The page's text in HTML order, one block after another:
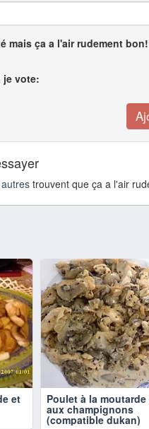
mais ça a l'air rudement bon!
je vote:
trouvent que ça a l'air
et Poulet à la moutarde
aux champignons
(compatible dukan)